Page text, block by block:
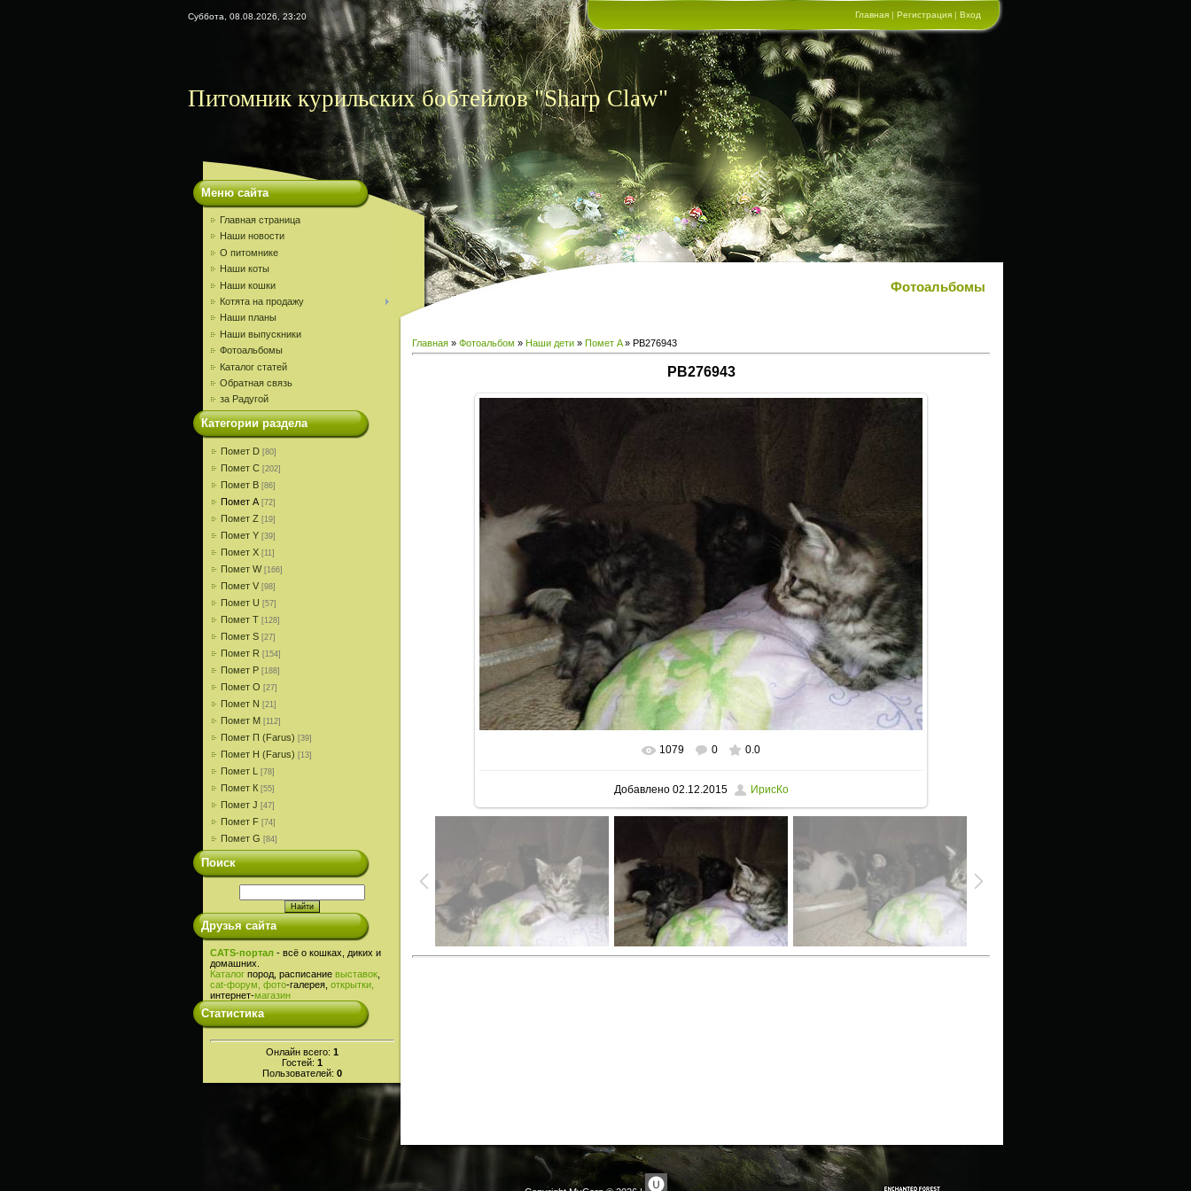
Суббота, 08.08.2026, 23:20 Главная | Регистрация | Вход
Питомник курильских бобтейлов "Sharp Claw"
Меню сайта
Главная страница
Наши новости
О питомнике
Наши коты
Наши кошки
Котята на продажу
Наши планы
Наши выпускники
Фотоальбомы
Каталог статей
Обратная связь
за Радугой
Категории раздела
Помет D [80]
Помет С [202]
Помет В [86]
Помет A [72]
Помет Z [19]
Помет Y [39]
Помет X [11]
Помет W [166]
Помет V [98]
Помет U [57]
Помет T [128]
Помет S [27]
Помет R [154]
Помет P [188]
Помет О [27]
Помет N [21]
Помет M [112]
Помет П (Farus) [39]
Помет Н (Farus) [13]
Помет L [78]
Помет К [55]
Помет J [47]
Помет F [74]
Помет G [84]
Поиск
Друзья сайта
CATS-портал - всё о кошках, диких и
домашних.
Каталог пород, расписание выставок
cat-форум, фото-галерея, открытки,
интернет-магазин
Статистика
Онлайн всего: 1
Гостей: 1
Пользователей: 0
Фотоальбомы
Главная » Фотоальбом » Наши дети » Помет A» PB276943
PB276943
В реальном размере 1024x768
1079 0 0.0
Добавлено02.12.2015 ИрисКо